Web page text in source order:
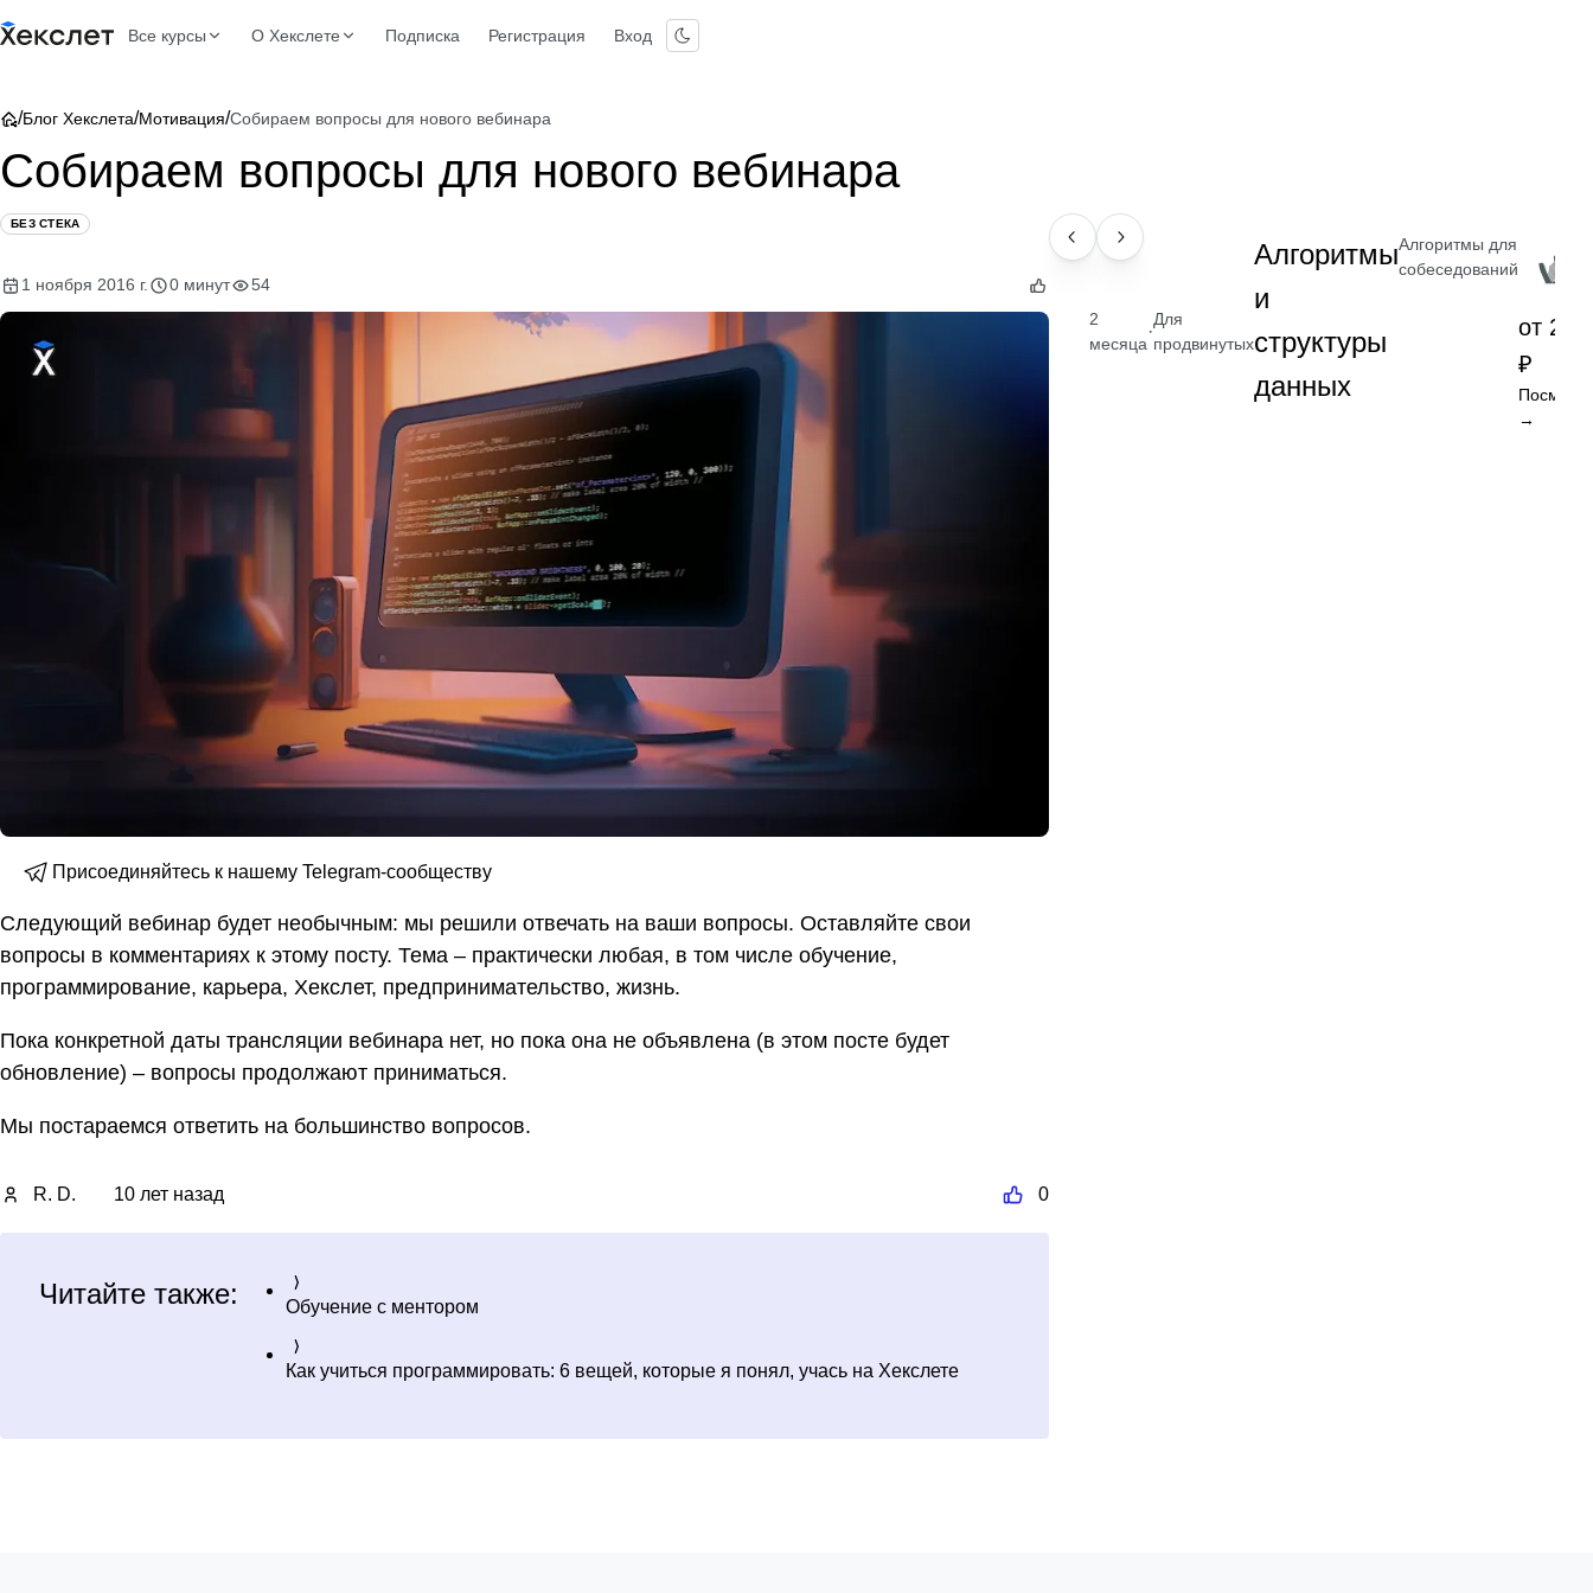
Все курсы О Хекслете Подписка Регистрация Вход
/Блог Хекслета/Мотивация/Собираем вопросы для нового вебинара
Собираем вопросы для нового вебинара
БЕЗ СТЕКА
1 ноября 2016 г. 0 минут 54
Присоединяйтесь к нашему Telegram-сообществу
Следующий вебинар будет необычным: мы решили отвечать на ваши вопросы. Оставляйте свои
вопросы в комментариях к этому посту. Тема – практически любая, в том числе обучение,
программирование, карьера, Хекслет, предпринимательство, жизнь.
Пока конкретной даты трансляции вебинара нет, но пока она не объявлена (в этом посте будет
обновление) – вопросы продолжают приниматься.
Мы постараемся ответить на большинство вопросов.
R. D. 10 лет назад 0
Читайте также: Обучение с ментором
Как учиться программировать: 6 вещей, которые я понял, учась на Хекслете
НАВЫК
2
месяца
·
Для
продвинутых
Алгоритмы
и
структуры
данных
Алгоритмы для
собеседований
от 2
₽
→